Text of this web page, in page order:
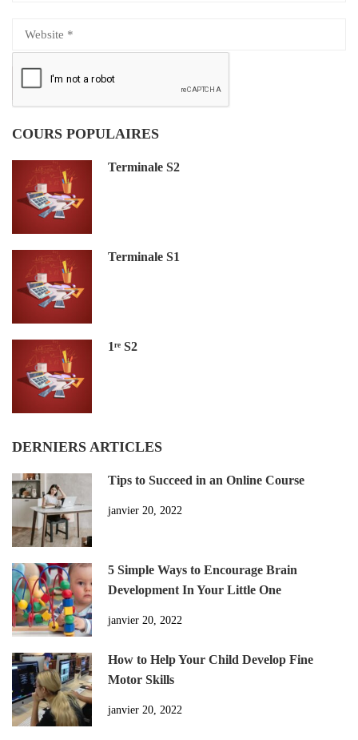
COURS POPULAIRES
Terminale S2
Terminale S1
1ʳᵉ S2
DERNIERS ARTICLES
Tips to Succeed in an Online Course
janvier 20, 2022
5 Simple Ways to Encourage Brain
Development In Your Little One
janvier 20, 2022
How to Help Your Child Develop Fine
Motor Skills
janvier 20, 2022